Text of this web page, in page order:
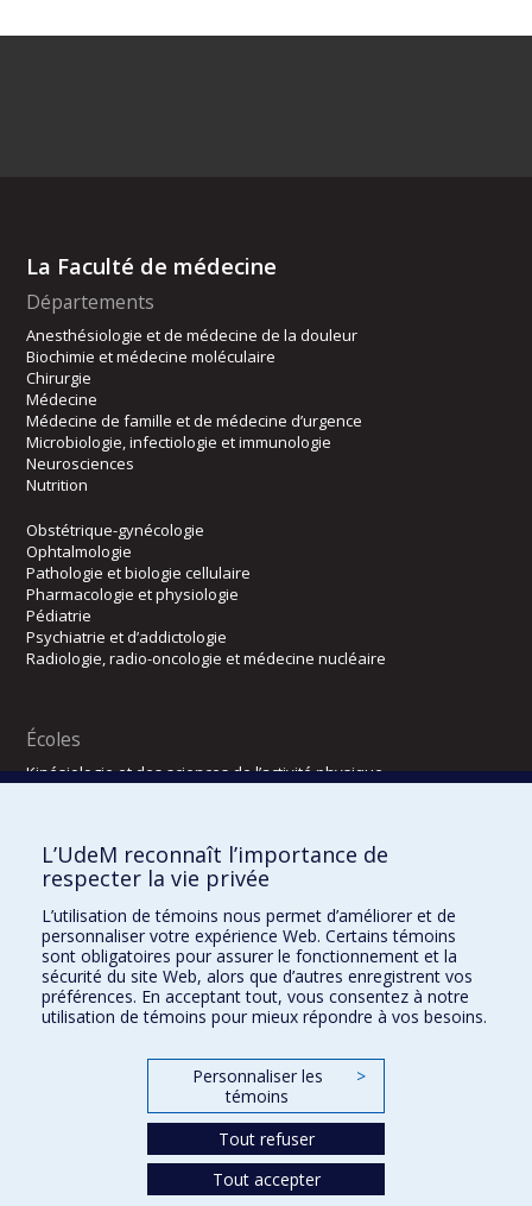
La Faculté de médecine
Départements
Anesthésiologie et de médecine de la douleur
Biochimie et médecine moléculaire
Chirurgie
Médecine
Médecine de famille et de médecine d’urgence
Microbiologie, infectiologie et immunologie
Neurosciences
Nutrition
Obstétrique-gynécologie
Ophtalmologie
Pathologie et biologie cellulaire
Pharmacologie et physiologie
Pédiatrie
Psychiatrie et d’addictologie
Radiologie, radio-oncologie et médecine nucléaire
Écoles
Kinésiologie et des sciences de l’activité physique
Directions
DPC
CPASS
Éthique clinique
Conditions d’utilisation 2025-2026
L’UdeM reconnaît l’importance de
respecter la vie privée
L’utilisation de témoins nous permet d’améliorer et de
personnaliser votre expérience Web. Certains témoins
sont obligatoires pour assurer le fonctionnement et la
sécurité du site Web, alors que d’autres enregistrent vos
préférences. En acceptant tout, vous consentez à notre
utilisation de témoins pour mieux répondre à vos besoins.
Personnaliser les
témoins
>
Tout refuser
Tout accepter